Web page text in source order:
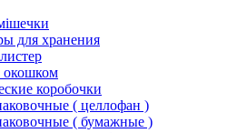
для хранения
окошком
коробочки
( целлофан )
( бумажные )